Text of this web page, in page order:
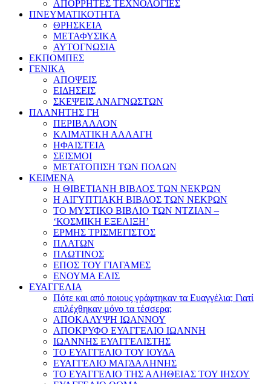
ΑΠΟΡΡΗΤΕΣ ΤΕΧΝΟΛΟΓΙΕΣ
ΠΝΕΥΜΑΤΙΚΟΤΗΤΑ
ΘΡΗΣΚΕΙΑ
ΜΕΤΑΦΥΣΙΚΑ
ΑΥΤΟΓΝΩΣΙΑ
ΕΚΠΟΜΠΕΣ
ΓΕΝΙΚΑ
ΑΠΟΨΕΙΣ
ΕΙΔΗΣΕΙΣ
ΣΚΕΨΕΙΣ ΑΝΑΓΝΩΣΤΩΝ
ΠΛΑΝΗΤΗΣ ΓΗ
ΠΕΡΙΒΑΛΛΟΝ
ΚΛΙΜΑΤΙΚΗ ΑΛΛΑΓΗ
ΗΦΑΙΣΤΕΙΑ
ΣΕΙΣΜΟΙ
ΜΕΤΑΤΟΠΙΣΗ ΤΩΝ ΠΟΛΩΝ
ΚΕΙΜΕΝΑ
Η ΘΙΒΕΤΙΑΝΗ ΒΙΒΛΟΣ ΤΩΝ ΝΕΚΡΩΝ
Η ΑΙΓΥΠΤΙΑΚΗ ΒΙΒΛΟΣ ΤΩΝ ΝΕΚΡΩΝ
ΤΟ ΜΥΣΤΙΚΟ ΒΙΒΛΙΟ ΤΩΝ ΝΤΖΙΑΝ –
‘ΚΟΣΜΙΚΗ ΕΞΕΛΙΞΗ’
ΕΡΜΗΣ ΤΡΙΣΜΕΓΙΣΤΟΣ
ΠΛΑΤΩΝ
ΠΛΩΤΙΝΟΣ
ΕΠΟΣ ΤΟΥ ΓΙΛΓΑΜΕΣ
ΕΝΟΥΜΑ ΕΛΙΣ
ΕΥΑΓΓΕΛΙΑ
Πότε και από ποιους γράφτηκαν τα Ευαγγέλια; Γιατί
επιλέχθηκαν μόνο τα τέσσερα;
ΑΠΟΚΑΛΥΨΗ ΙΩΑΝΝΟΥ
ΑΠΟΚΡΥΦΟ ΕΥΑΓΓΕΛΙΟ ΙΩΑΝΝΗ
ΙΩΑΝΝΗΣ ΕΥΑΓΓΕΛΙΣΤΗΣ
ΤΟ ΕΥΑΓΓΕΛΙΟ ΤΟΥ ΙΟΥΔΑ
ΕΥΑΓΓΕΛΙΟ ΜΑΓΔΑΛΗΝΗΣ
ΤΟ ΕΥΑΓΓΕΛΙΟ ΤΗΣ ΑΛΗΘΕΙΑΣ ΤΟΥ ΙΗΣΟΥ